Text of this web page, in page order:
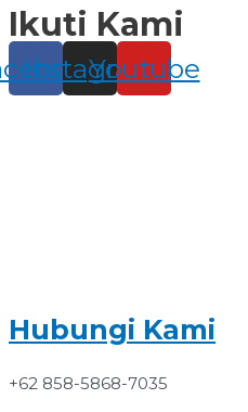
Skip
to
content
Ikuti Kami
Instagram
Youtube
Hubungi Kami
+62 858-5868-7035